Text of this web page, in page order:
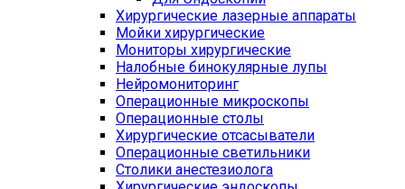
Хирургические лазерные аппараты
Мойки хирургические
Мониторы хирургические
Налобные бинокулярные лупы
Нейромониторинг
Операционные микроскопы
Операционные столы
Хирургические отсасыватели
Операционные светильники
Столики анестезиолога